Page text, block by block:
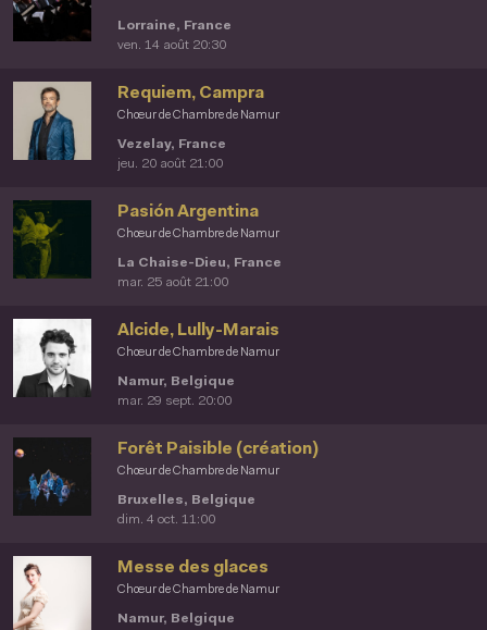
Lorraine, France
ven. 14 août 20:30
Chœur de Chambre de Namur
Requiem, Campra
Vezelay, France
jeu. 20 août 21:00
Chœur de Chambre de Namur
Pasión Argentina
La Chaise-Dieu, France
mar. 25 août 21:00
Chœur de Chambre de Namur
Alcide, Lully-Marais
Namur, Belgique
mar. 29 sept. 20:00
Chœur de Chambre de Namur
Forêt Paisible (création)
Bruxelles, Belgique
dim. 4 oct. 11:00
Chœur de Chambre de Namur
Messe des glaces
Namur, Belgique